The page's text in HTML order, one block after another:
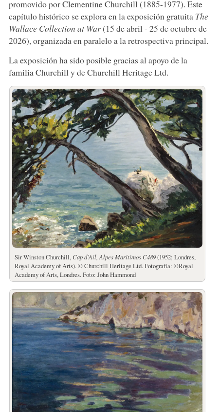
promovido por Clementine Churchill (1885-1977). Este
capítulo histórico se explora en la exposición gratuita The
Wallace Collection at War(15 de abril - 25 de octubre de
2026), organizada en paralelo a la retrospectiva principal.
La exposición ha sido posible gracias al apoyo de la
familia Churchill y de Churchill Heritage Ltd.
Sir Winston Churchill, Cap d’Ail, Alpes Marítimos C489(1952; Londres,
Royal Academy of Arts). © Churchill Heritage Ltd. Fotografía: ©Royal
Academy of Arts, Londres. Foto: John Hammond